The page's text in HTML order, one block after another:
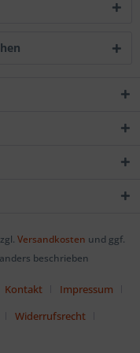
Versandkosten und ggf.
beschrieben
Kontakt
Impressum
Widerrufsrecht